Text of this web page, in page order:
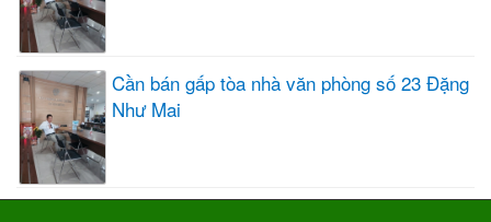
Cần bán gấp tòa nhà văn phòng số 23 Đặng
Như Mai